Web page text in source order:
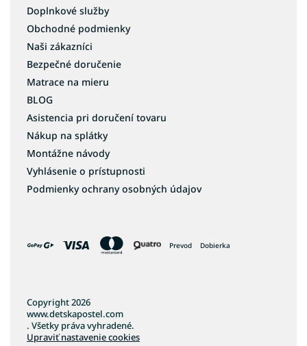
Doplnkové služby
Obchodné podmienky
Naši zákazníci
Bezpečné doručenie
Matrace na mieru
BLOG
Asistencia pri doručení tovaru
Nákup na splátky
Montážne návody
Vyhlásenie o prístupnosti
Podmienky ochrany osobných údajov
Prevod Dobierka
Copyright 2026
www.detskapostel.com
. Všetky práva vyhradené.
Upraviť nastavenie cookies